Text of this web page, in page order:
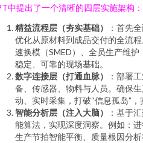
中提出了一个清晰的四层实施架构：
精益流程层（夯实基础）
：首先
优化从原材料到成品交付的全流
速换模（SMED）、全员生产维
稳定、可靠的现场基础。
数字连接层（打通血脉）
：部署
备、传感器、物料与人员。确保
动、实时采集，打破“信息孤岛”，
智能分析层（注入大脑）
：基于
能算法，实现深度洞察。例如：
生产节拍智能平衡、质量根因分